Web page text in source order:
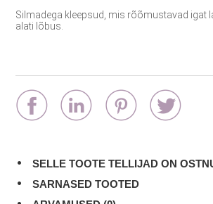
Silmadega kleepsud, mis rõõmustavad igat
alati lõbus.
SELLE TOOTE TELLIJAD ON
SARNASED TOOTED